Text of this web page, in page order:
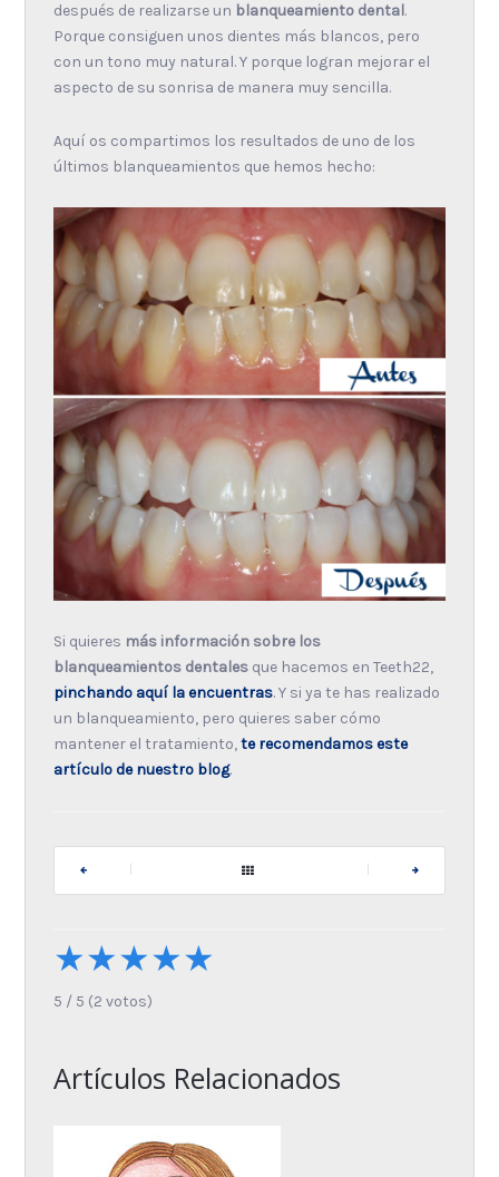
después de realizarse un blanqueamiento dental.
Porque consiguen unos dientes más blancos, pero
con un tono muy natural. Y porque logran mejorar el
aspecto de su sonrisa de manera muy sencilla.
Aquí os compartimos los resultados de uno de los
últimos blanqueamientos que hemos hecho:
Si quieres más información sobre los
blanqueamientos dentalesque hacemos en Teeth22,
pinchando aquí la encuentras. Y si ya te has realizado
un blanqueamiento, pero quieres saber cómo
mantener el tratamiento,te recomendamos este
artículo de nuestro blog.
★★★★★
5 / 5 (2 votos)
Artículos Relacionados